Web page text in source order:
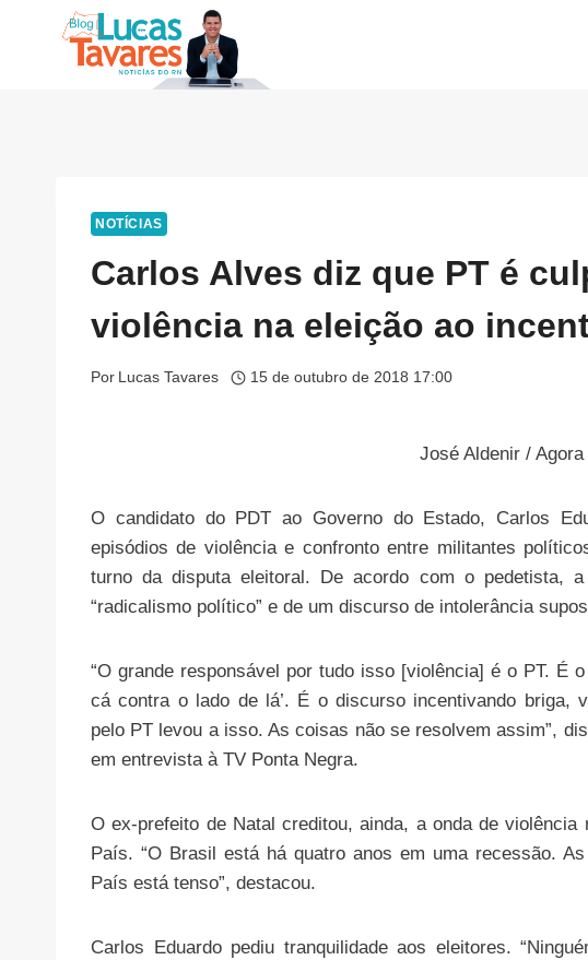
NOTÍCIAS
Carlos Alves diz que PT é
violência na eleição ao
Por Lucas Tavares 15 de outubro de 2018 17:00
José Aldenir / Agora
O candidato do PDT ao Governo do Estado, Carlos
episódios de violência e confronto entre militantes
turno da disputa eleitoral. De acordo com o pedetista,
“radicalismo político” e de um discurso de intolerância
“O grande responsável por tudo isso [violência] é o PT. É
cá contra o lado de lá’. É o discurso incentivando briga,
pelo PT levou a isso. As coisas não se resolvem assim”,
em entrevista à TV Ponta Negra.
O ex-prefeito de Natal creditou, ainda, a onda de
País. “O Brasil está há quatro anos em uma recessão.
País está tenso”, destacou.
Carlos Eduardo pediu tranquilidade aos eleitores.